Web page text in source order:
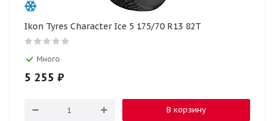
Ikon Tyres Character Ice 5 175/70 R13 82T
Много
5 255 ₽
В корзину